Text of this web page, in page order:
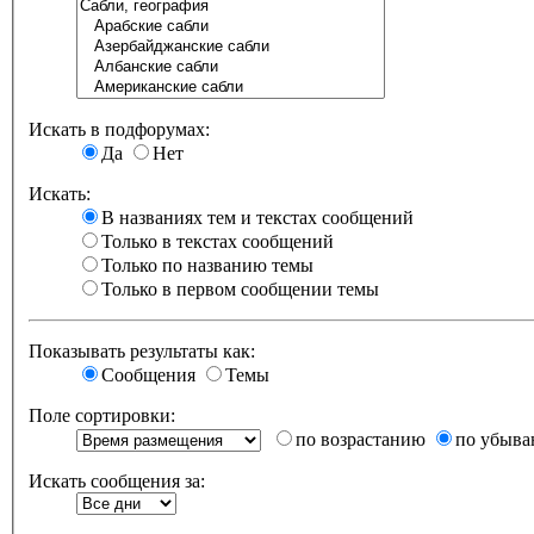
Искать в подфорумах:
Да
Нет
Искать:
В названиях тем и текстах сообщений
Только в текстах сообщений
Только по названию темы
Только в первом сообщении темы
Показывать результаты как:
Сообщения
Темы
Поле сортировки:
по возрастанию
по
Искать сообщения за: